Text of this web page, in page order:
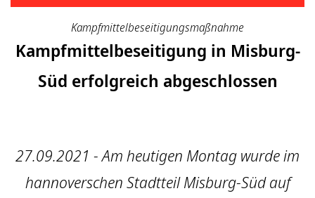
Kampfmittel­beseitigungs­maßnahme
Kampfmittelbeseitigung in Misburg-
Süd erfolgreich abgeschlossen
27.09.2021 - Am heutigen Montag wurde im
hannoverschen Stadtteil Misburg-Süd auf